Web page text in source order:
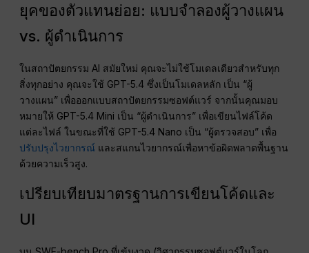
ยุคของตัวแทนย่อย: แบบจำลองผู้วางแผน
vs. ผู้ดำเนินการ
ในสถาปัตยกรรม AI สมัยใหม่ คุณจะไม่ใช้โมเดลเดียวสำหรับทุก
สิ่งทุกอย่าง คุณจะใช้ GPT-5.4 ซึ่งเป็นโมเดลหลัก เป็น “ผู้
วางแผน” เพื่อออกแบบสถาปัตยกรรมซอฟต์แวร์ จากนั้นคุณมอบ
หมายให้ GPT-5.4 Mini เป็น “ผู้ดำเนินการ” เพื่อเขียนไฟล์โค้ด
แต่ละไฟล์ ในขณะที่ใช้ GPT-5.4 Nano เป็น “ผู้ตรวจสอบ” เพื่อ
ปรับปรุงไวยากรณ์ และสแกนไวยากรณ์เพื่อหาข้อผิดพลาดพื้นฐาน
ด้วยความเร็วสูง.
เปรียบเทียบมาตรฐานการเขียนโค้ดและ
UI